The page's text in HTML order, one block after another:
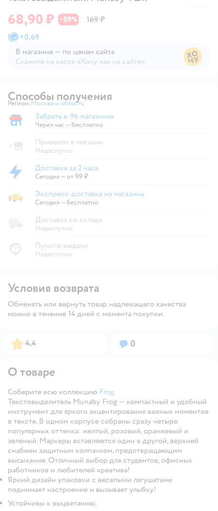
68,90 ₽ −59%
169 ₽
+0,69
В магазине — по ценам сайта
Скажите на кассе «Хочу как на сайте»
Способы получения
Регион: Выбор адреса доставки.
Москва и область
Забрать в магазине
Забрать в 96 магазинах
Через час — бесплатно
Привезти в магазин
Недоступно
Доставка за 2 часа
Доставка за 2 часа
Сегодня—от 99 ₽
Экспресс-доставка из магазина
Экспресс-доставка из магазина
Сегодня—бесплатно
Доставка со склада
Недоступно
Пункты выдачи
Недоступно
Условия возврата
Обменять или вернуть товар надлежащего качества
можно в течение 14 дней с момента покупки.
Рейтинг:
4,4 Вопросов:
0
О товаре
Соберите всю коллекцию Frog
Текстовыделитель Munaby Frog — компактный и удобный
инструмент для яркого акцентирования важных моментов
в тексте. В одном корпусе собраны сразу четыре
популярных оттенка: желтый, розовый, оранжевый и
зеленый. Маркеры вставляются один в другой, верхней
снабжен защитным колпачком, предотвращающим
высыхание. Отличный выбор для студентов, офисных
работников и любителей креатива!
Яркий дизайн упаковки с веселыми лягушатами
поднимает настроение и вызывает улыбку!
Устойчивы к выцветанию.